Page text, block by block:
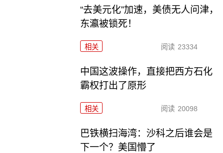
“去美元化”加速，美债无人问津，
东瀛被锁死！
相关 阅读 23334
中国这波操作，直接把西方石化
霸权打出了原形
相关 阅读 20098
巴铁横扫海湾：沙科之后谁会是
下一个？美国懵了